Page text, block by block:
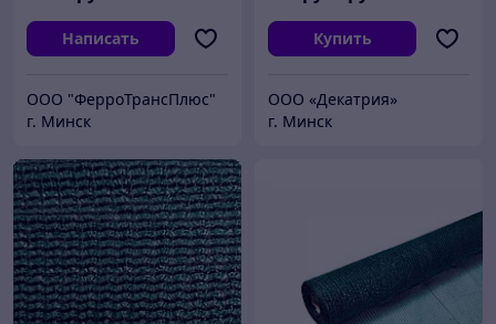
Написать
ООО "ФерроТрансПлюс"
г. Минск
Купить
ООО «Декатрия»
г. Минск